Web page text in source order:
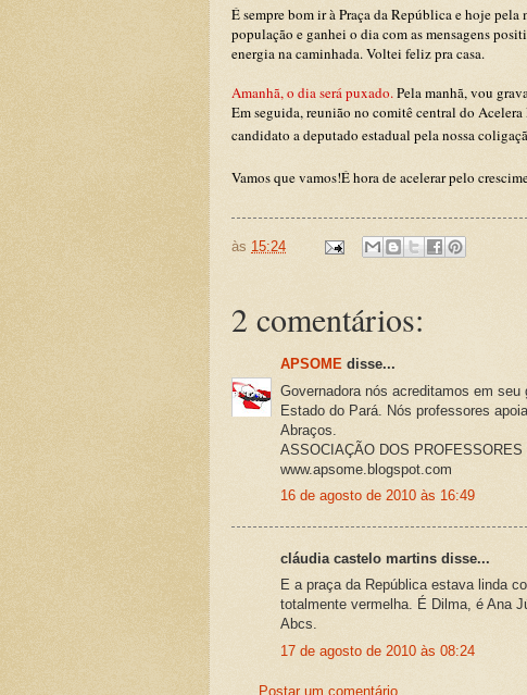
É sempre bom ir à Praça da República e hoje
população e ganhei o dia com as mensagens
energia na caminhada. Voltei feliz pra casa.
Amanhã, o dia será puxado.Pela manhã, vou
Em seguida, reunião no comitê central do
candidato a deputado estadual pela nossa
Vamos que vamos!É hora de acelerar pelo
às 15:24
2 comentários:
APSOME disse...
Governadora nós acreditamos em
Estado do Pará. Nós professores
Abraços.
ASSOCIAÇÃO DOS
www.apsome.blogspot.com
16 de agosto de 2010 às 16:49
cláudia castelo martins disse...
E a praça da República estava linda
totalmente vermelha. É Dilma, é Ana
Abcs.
17 de agosto de 2010 às 08:24
Postar um comentário